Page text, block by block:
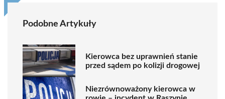
Podobne Artykuły
Kierowca bez uprawnień stanie
przed sądem po kolizji drogowej
Niezrównoważony kierowca w